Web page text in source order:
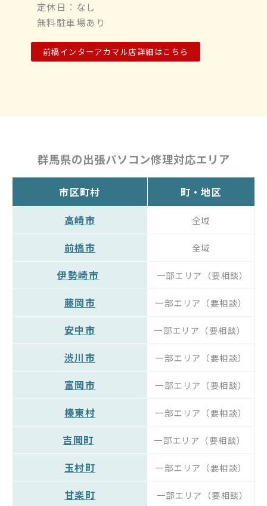
定休日：なし
無料駐車場あり
前橋インターアカマル店詳細はこちら
群馬県の出張パソコン修理対応エリア
市区町村
町・地区
高崎市
全域
前橋市 全域
伊勢崎市 一部エリア（要相談）
藤岡市 一部エリア（要相談）
安中市 一部エリア（要相談）
渋川市 一部エリア（要相談）
富岡市 一部エリア（要相談）
榛東村 一部エリア（要相談）
吉岡町 一部エリア（要相談）
玉村町 一部エリア（要相談）
甘楽町 一部エリア（要相談）